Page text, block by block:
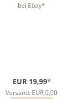
bei Ebay*
EUR 19,99*
Versand: EUR 0,00